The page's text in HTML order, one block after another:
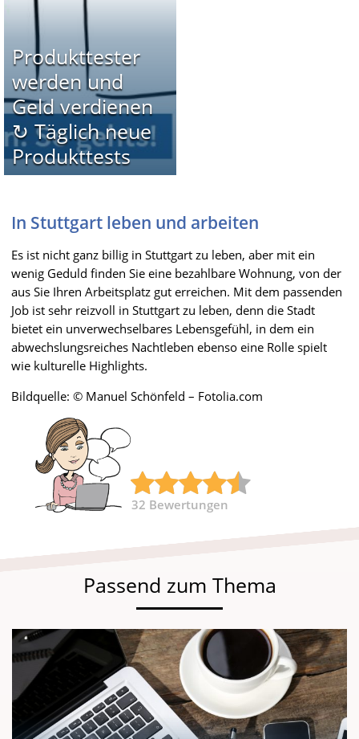
Produkttester
werden und
Geld verdienen
↻ Täglich neue
Produkttests
In Stuttgart leben und arbeiten
Es ist nicht ganz billig in Stuttgart zu leben, aber mit ein
wenig Geduld finden Sie eine bezahlbare Wohnung, von der
aus Sie Ihren Arbeitsplatz gut erreichen. Mit dem passenden
Job ist sehr reizvoll in Stuttgart zu leben, denn die Stadt
bietet ein unverwechselbares Lebensgefühl, in dem ein
abwechslungsreiches Nachtleben ebenso eine Rolle spielt
wie kulturelle Highlights.
Bildquelle: © Manuel Schönfeld – Fotolia.com
32 Bewertungen
Passend zum Thema